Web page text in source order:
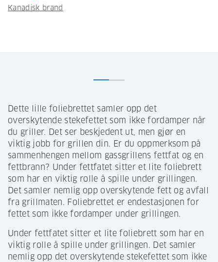
Kanadisk brand
Dette lille foliebrettet samler opp det
overskytende stekefettet som ikke fordamper når
du griller. Det ser beskjedent ut, men gjør en
viktig jobb for grillen din. Er du oppmerksom på
sammenhengen mellom gassgrillens fettfat og en
fettbrann? Under fettfatet sitter et lite foliebrett
som har en viktig rolle å spille under grillingen.
Det samler nemlig opp overskytende fett og avfall
fra grillmaten. Foliebrettet er endestasjonen for
fettet som ikke fordamper under grillingen.
Under fettfatet sitter et lite foliebrett som har en
viktig rolle å spille under grillingen. Det samler
nemlig opp det overskytende stekefettet som ikke